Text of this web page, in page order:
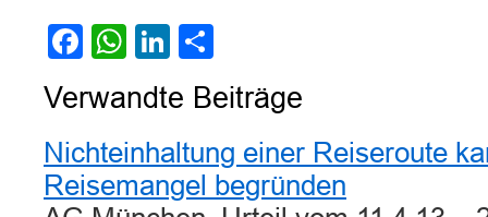
Facebook
WhatsApp
LinkedIn
Verwandte Beiträge
Nichteinhaltung einer Reiseroute
Reisemangel begründen